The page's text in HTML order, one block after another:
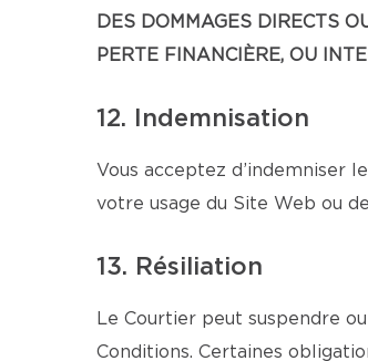
DES DOMMAGES DIRECTS
PERTE FINANCIÈRE, OU
12. Indemnisation
Vous acceptez d’indemniser
votre usage du Site Web ou
13. Résiliation
Le Courtier peut suspendre
Conditions. Certaines